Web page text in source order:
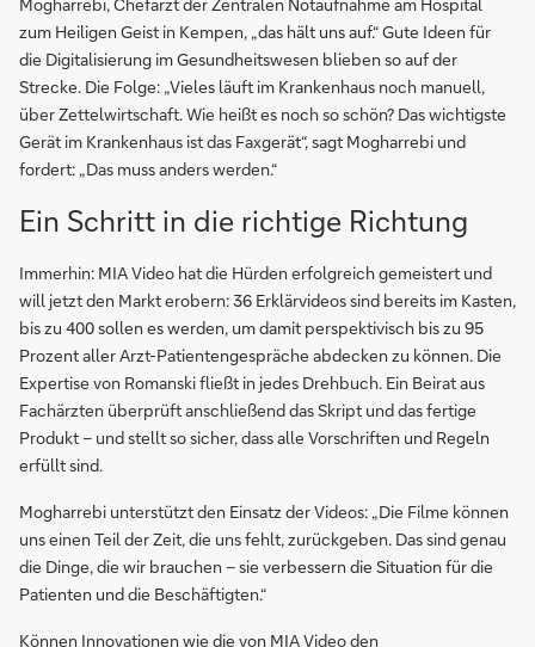
zum Heiligen Geist in Kempen, „das hält uns auf.“ Gute Ideen für
die Digitalisierung im Gesundheitswesen blieben so auf der
Strecke. Die Folge: „Vieles läuft im Krankenhaus noch manuell,
über Zettelwirtschaft. Wie heißt es noch so schön? Das wichtigste
Gerät im Krankenhaus ist das Faxgerät“, sagt Mogharrebi und
fordert: „Das muss anders werden.“
Ein Schritt in die richtige Richtung
Immerhin: MIA Video hat die Hürden erfolgreich gemeistert und
will jetzt den Markt erobern: 36 Erklärvideos sind bereits im Kasten,
bis zu 400 sollen es werden, um damit perspektivisch bis zu 95
Prozent aller Arzt-Patientengespräche abdecken zu können. Die
Expertise von Romanski fließt in jedes Drehbuch. Ein Beirat aus
Fachärzten überprüft anschließend das Skript und das fertige
Produkt – und stellt so sicher, dass alle Vorschriften und Regeln
erfüllt sind.
Mogharrebi unterstützt den Einsatz der Videos: „Die Filme können
uns einen Teil der Zeit, die uns fehlt, zurückgeben. Das sind genau
die Dinge, die wir brauchen – sie verbessern die Situation für die
Patienten und die Beschäftigten.“
Können Innovationen wie die von MIA Video den